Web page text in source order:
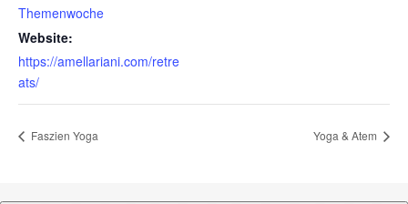
Themenwoche
Website:
https://amellariani.com/retre
ats/
Faszien Yoga Yoga & Atem